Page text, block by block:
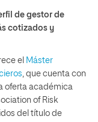
de gestor de
cotizados y
el Máster
, que cuenta con
oferta académica
of Risk
del título de